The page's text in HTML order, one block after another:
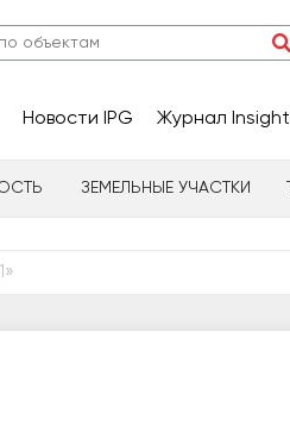
Новости IPG Журнал Insight
ЗЕМЕЛЬНЫЕ УЧАСТКИ